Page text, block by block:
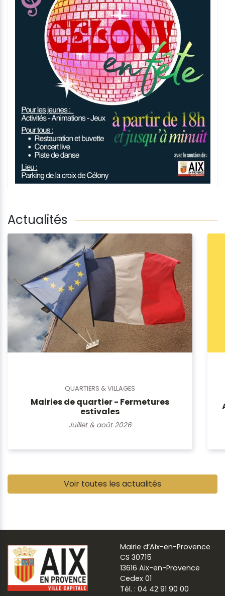
Actualités
QUARTIERS & VILLAGES
Mairies de quartier - Fermetures
estivales
Juillet & août 2026
Voir toutes les actualités
Mairie d’Aix-en-Provence
CS 30715
13616 Aix-en-Provence
Cedex 01
Tél. : 04 42 91 90 00